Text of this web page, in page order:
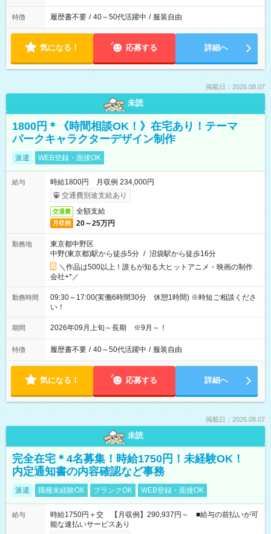
特徴 履歴書不要 / 40～50代活躍中 / 服装自由
気になる！ 応募する 詳細へ
掲載日：2026.08.07
未読
1800円＊《時間相談OK！》在宅あり！テーマ
パークキャラクターデザイン制作
派遣 WEB登録・面接OK
給与
時給1800円 月収例 234,000円
交通費別途支給あり
交通費 全額支給
月収例 20～25万円
勤務地
東京都中野区
中野(東京都)駅から徒歩5分 / 沼袋駅から徒歩16分
＼作品は500以上！誰もが知る大ヒットアニメ・映画の制作
会社+*／
勤務時間
09:30～17:00(実働6時間30分 休憩1時間) ※時短ご相談くださ
い！
期間 2026年09月上旬～長期 ※9月～！
特徴 履歴書不要 / 40～50代活躍中 / 服装自由
気になる！ 応募する 詳細へ
掲載日：2026.08.07
未読
完全在宅＊4名募集！時給1750円！未経験OK！
内定通知書の内容確認など事務
派遣 職種未経験OK ブランクOK WEB登録・面接OK
給与
時給1750円＋交 【月収例】290,937円～ ■給与の前払いが可
能な速払いサービスあり